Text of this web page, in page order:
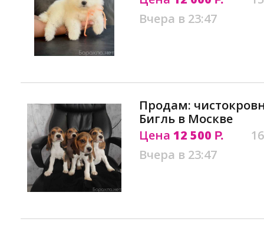
Вчера в 23:47
Продам:
Бигль в Москве
Цена 12 500 Р.
Вчера в 23:47